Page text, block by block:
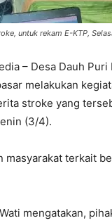
untuk rekam E-KTP,
– Desa Dauh Puri
melakukan
stroke yang
(3/4).
terkait
mengatakan,